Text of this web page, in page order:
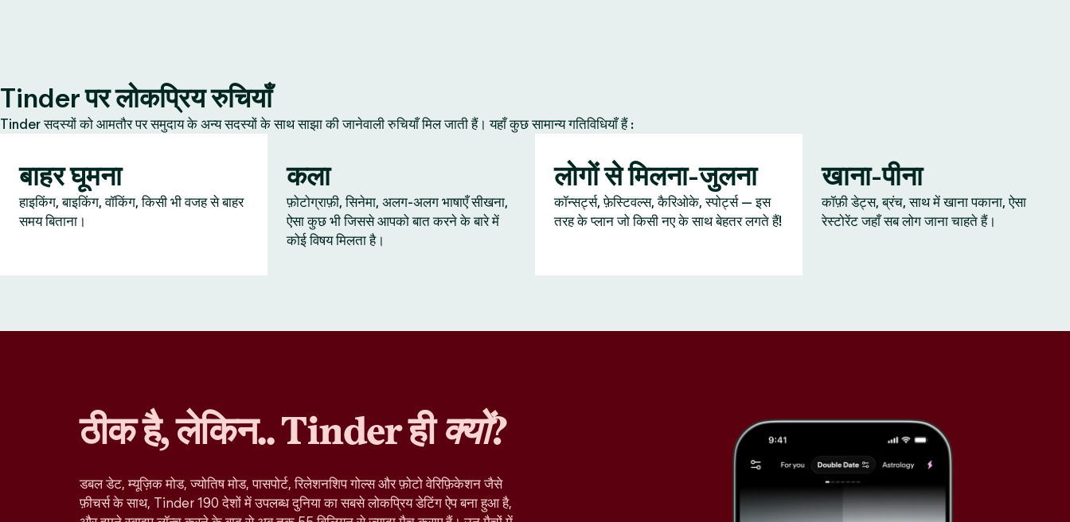
Tinder पर लोकप्रिय रुचियाँ
Tinder सदस्यों को आमतौर पर समुदाय के अन्य सदस्यों के साथ साझा की जानेवाली रुचियाँ मिल जाती हैं। यहाँ कुछ सामान्य गतिविधियाँ हैं :
बाहर घूमना
हाइकिंग, बाइकिंग, वॉकिंग, किसी भी वजह से बाहर
समय बिताना।
कला
फ़ोटोग्राफ़ी, सिनेमा, अलग-अलग भाषाएँ सीखना,
ऐसा कुछ भी जिससे आपको बात करने के बारे में
कोई विषय मिलता है।
लोगों से मिलना-जुलना
कॉन्सर्ट्स, फ़ेस्टिवल्स, कैरिओके, स्पोर्ट्स — इस
तरह के प्लान जो किसी नए के साथ बेहतर लगते हैं!
खाना-पीना
कॉफ़ी डेट्स, ब्रंच, साथ में खाना पकाना, ऐसा
रेस्टोरेंट जहाँ सब लोग जाना चाहते हैं।
ठीक है, लेकिन.. Tinder हीक्यों?
डबल डेट, म्यूज़िक मोड, ज्योतिष मोड, पासपोर्ट, रिलेशनशिप गोल्स और फ़ोटो वेरिफ़िकेशन जैसे
फ़ीचर्स के साथ, Tinder 190 देशों में उपलब्ध दुनिया का सबसे लोकप्रिय डेटिंग ऐप बना हुआ है,